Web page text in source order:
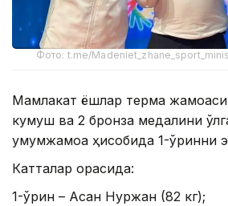
Фото: t.me/
Мамлакат ёшлар терма жамоаси
кумуш ва 2 бронза медалини
умумжамоа ҳисобида 1-ўринни
Катталар орасида:
1-ўрин – Асан Нуржан (82 кг);